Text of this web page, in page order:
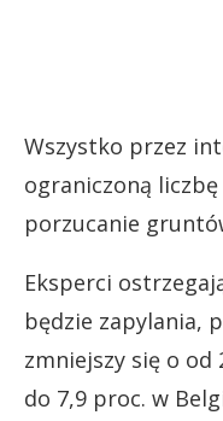
Wszystko przez
ograniczoną
porzucanie
Eksperci
będzie zapylania,
zmniejszy się o
do 7,9 proc. w